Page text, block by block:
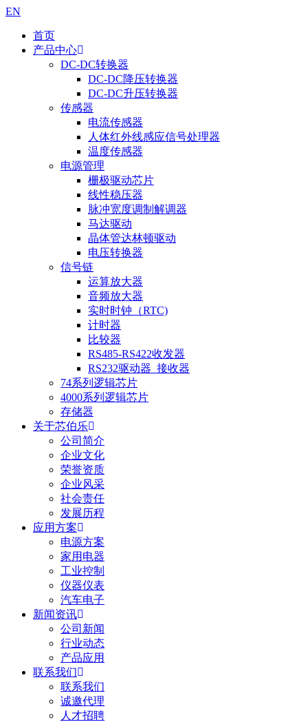
EN
首页
产品中心
DC-DC转换器
DC-DC降压转换器
DC-DC升压转换器
传感器
电流传感器
人体红外线感应信号处理器
温度传感器
电源管理
栅极驱动芯片
线性稳压器
脉冲宽度调制解调器
马达驱动
晶体管达林顿驱动
电压转换器
信号链
运算放大器
音频放大器
实时时钟（RTC)
计时器
比较器
RS485-RS422收发器
RS232驱动器_接收器
74系列逻辑芯片
4000系列逻辑芯片
存储器
关于芯伯乐
公司简介
企业文化
荣誉资质
企业风采
社会责任
发展历程
应用方案
电源方案
家用电器
工业控制
仪器仪表
汽车电子
新闻资讯
公司新闻
行业动态
产品应用
联系我们
联系我们
诚邀代理
人才招聘